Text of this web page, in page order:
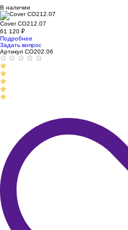
В наличии
Cover CO212.07
61 120 ₽
Подробнее
Задать вопрос
Артикул CO202.06